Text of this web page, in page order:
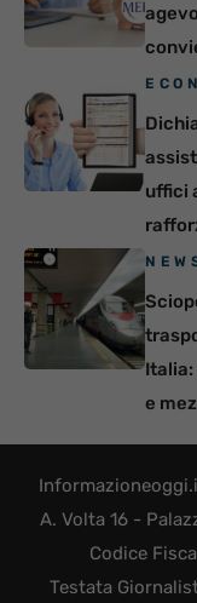
uffici
e
A. Volta 16 -
Codice
Testata